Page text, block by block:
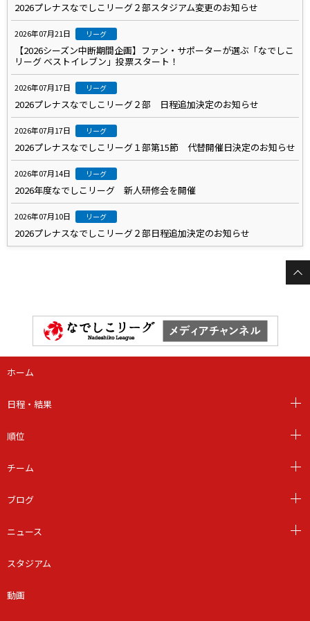
2026プレナスなでしこリーグ２部スタジアム変更のお知らせ
2026年07月21日 リーグ
【2026シーズン中断期間企画】ファン・サポーターが選ぶ「なでしこ
リーグ ベストイレブン」投票スタート！
2026年07月17日 リーグ
2026プレナスなでしこリーグ２部 日程追加決定のお知らせ
2026年07月17日 リーグ
2026プレナスなでしこリーグ１部第15節 代替開催日決定のお知らせ
2026年07月14日 リーグ
2026年度なでしこリーグ 新人研修会を開催
2026年07月10日 リーグ
2026プレナスなでしこリーグ２部日程追加決定のお知らせ
ホーム
日程・結果
順位
チーム
ブログ
ニュース
スタジアム
動画